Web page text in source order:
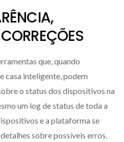
que, quando
casa inteligente, podem
o status dos dispositivos na
um log de status de toda a
e a plataforma se
sobre possíveis erros.